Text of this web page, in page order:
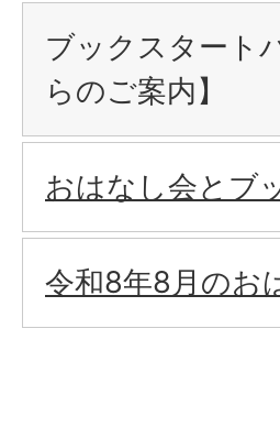
ブックスタート
らのご案内】
おはなし会とブ
令和8年8月のお